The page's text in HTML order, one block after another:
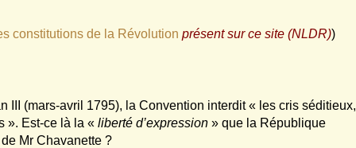
constitutions de la Révolution présent sur ce site (NLDR))
III (mars-avril 1795), la Convention interdit « les cris séditieux,
». Est-ce là la «liberté d’expression » que la République
Mr Chavanette ?